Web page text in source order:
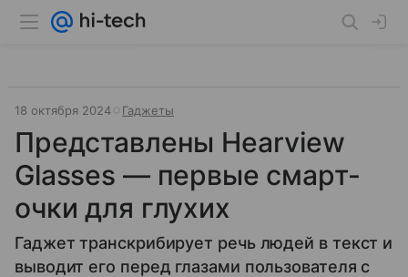
18 октября 2024 Гаджеты
Представлены Hearview
Glasses — первые смарт-
очки для глухих
Гаджет транскрибирует речь людей в текст и
выводит его перед глазами пользователя с